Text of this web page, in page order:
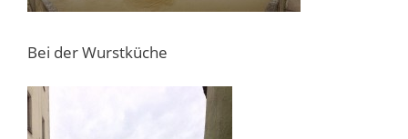
Bei der Wurstküche